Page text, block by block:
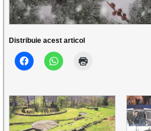
Distribuie acest articol